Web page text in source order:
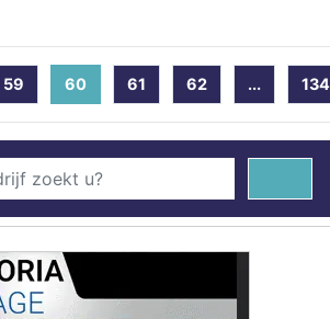
59 60 (current)
61 62 ... 134